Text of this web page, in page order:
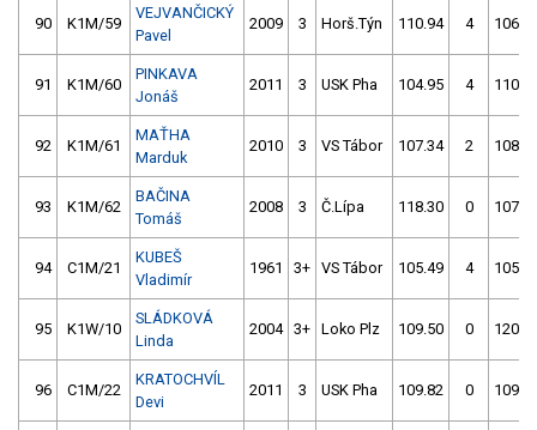
90 K1M/59
VEJVANČICKÝ
Pavel
2009 3 Horš.Týn 110.94 4
91 K1M/60
PINKAVA
Jonáš
2011 3 USK Pha 104.95 4
92 K1M/61
MAŤHA
Marduk
2010 3 VS Tábor 107.34 2
93 K1M/62
BAČINA
Tomáš
2008 3 Č.Lípa 118.30 0
94 C1M/21
KUBEŠ
Vladimír
1961 3+ VS Tábor 105.49 4
95 K1W/10
SLÁDKOVÁ
Linda
2004 3+ Loko Plz 109.50 0
96 C1M/22
KRATOCHVÍL
Devi
2011 3 USK Pha 109.82 0